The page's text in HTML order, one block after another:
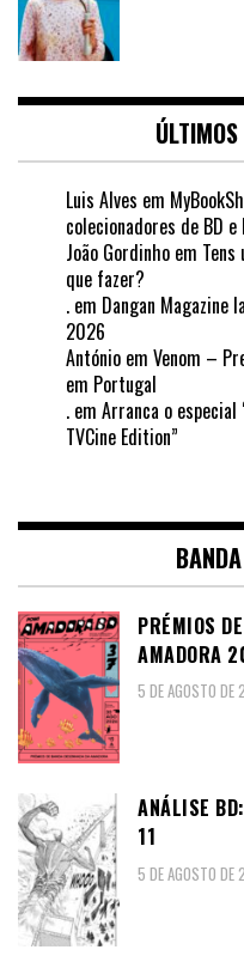
Luis Alves em
colecionadores de BD
João Gordinho em
que fazer?
. em Dangan
2026
António em Venom –
em Portugal
. em Arranca o especial
TVCine Edition”
PRÉMIOS
AMADORA
5 DE AGOSTO
ANÁLISE
11
5 DE AGOSTO